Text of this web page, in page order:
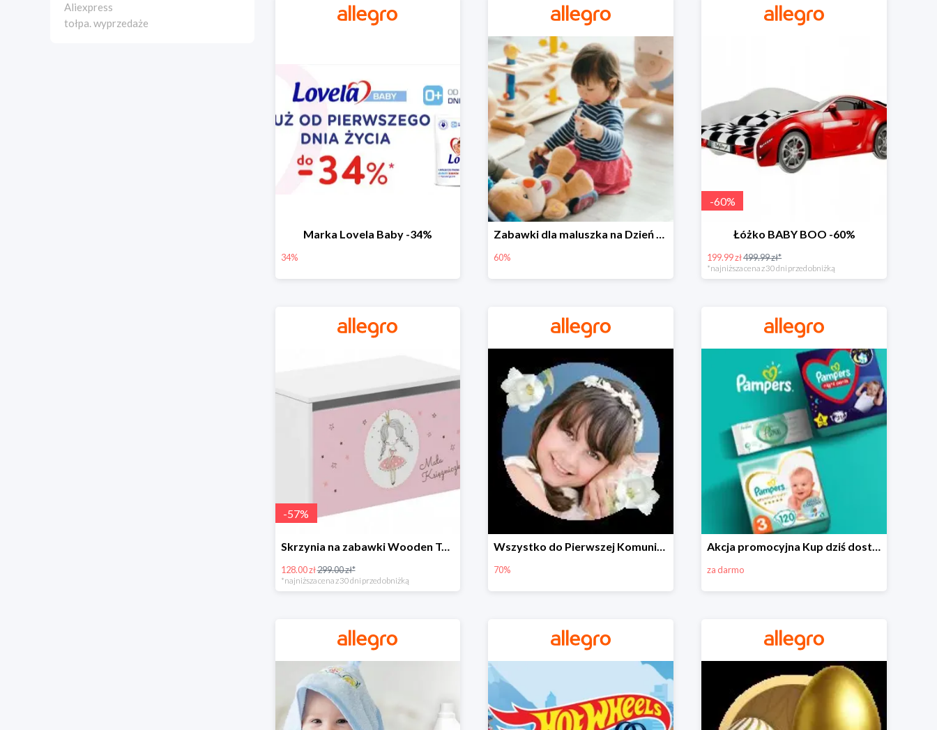
Aliexpress
tołpa. wyprzedaże
Marka Lovela Baby -34%
34%
Zabawki dla maluszka na Dzień Dziecka na Allegro do -60%
60%
-60%
Łóżko BABY BOO -60%
199.99 zł499.99 zł*
*najniższa cena z 30 dni przed obniżką
-57%
Skrzynia na zabawki Wooden Toys -57%
128.00 zł299.00 zł*
*najniższa cena z 30 dni przed obniżką
Wszystko do Pierwszej Komunii na Allegro do -70%
70%
Akcja promocyjna Kup dziś dostawa jutro
za darmo